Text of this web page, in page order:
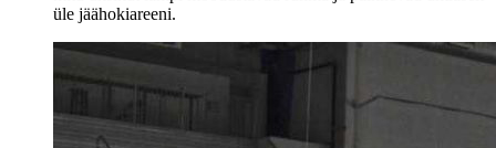
üle jäähokiareeni.